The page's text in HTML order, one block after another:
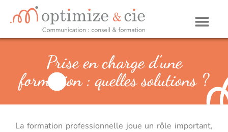
Prise en charge d’une
formation : quelles solutions ?
La formation professionnelle joue un rôle important,